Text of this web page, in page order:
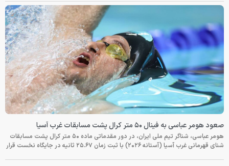
صعود هومر عباسی به فینال ۵۰ متر کرال پشت مسابقات غرب آسیا
هومر عباسی، شناگر تیم ملی ایران، در دور مقدماتی ماده ۵۰ متر کرال پشت مسابقات
شنای قهرمانی غرب آسیا (آستانه ۲۰۲۶) با ثبت زمان ۲۵.۶۷ ثانیه در جایگاه نخست قرار